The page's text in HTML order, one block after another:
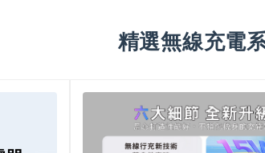
精選無線充電